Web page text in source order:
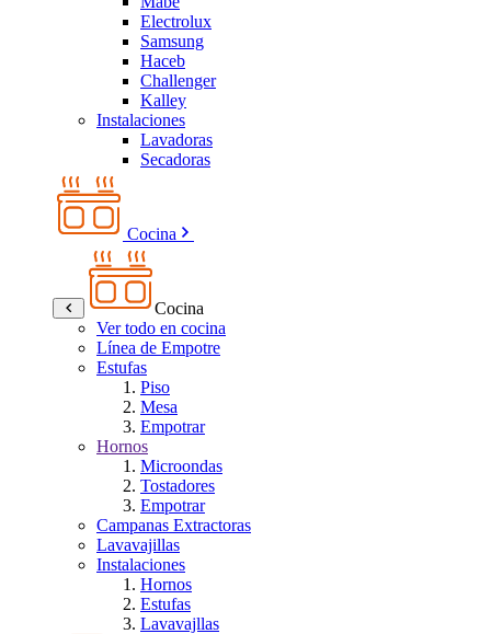
Electrolux
Samsung
Haceb
Challenger
Kalley
Instalaciones
Lavadoras
Secadoras
Cocina
Cocina
Ver todo en cocina
Línea de Empotre
Estufas
Piso
Mesa
Empotrar
Hornos
Microondas
Tostadores
Empotrar
Campanas Extractoras
Lavavajillas
Instalaciones
Hornos
Estufas
Lavavajllas